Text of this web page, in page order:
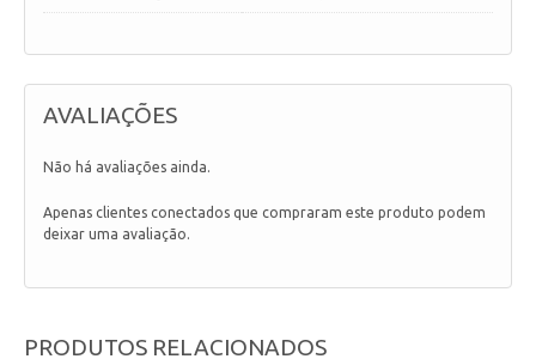
AVALIAÇÕES
Não há avaliações ainda.
Apenas clientes conectados que compraram este produto podem
deixar uma avaliação.
PRODUTOS RELACIONADOS